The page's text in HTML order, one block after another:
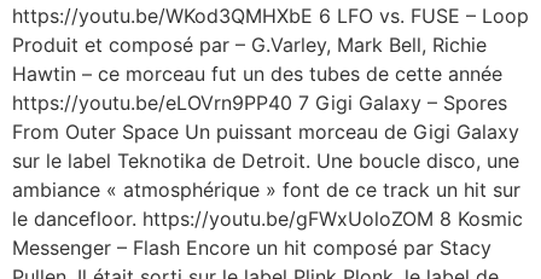
https://youtu.be/WKod3QMHXbE 6 LFO vs. FUSE ‎– Loop
Produit et composé par – G.Varley, Mark Bell, Richie
Hawtin – ce morceau fut un des tubes de cette année
https://youtu.be/eLOVrn9PP40 7 Gigi Galaxy – Spores
From Outer Space Un puissant morceau de Gigi Galaxy
sur le label Teknotika de Detroit. Une boucle disco, une
ambiance « atmosphérique » font de ce track un hit sur
le dancefloor. https://youtu.be/gFWxUoloZOM 8 Kosmic
Messenger ‎– Flash Encore un hit composé par Stacy